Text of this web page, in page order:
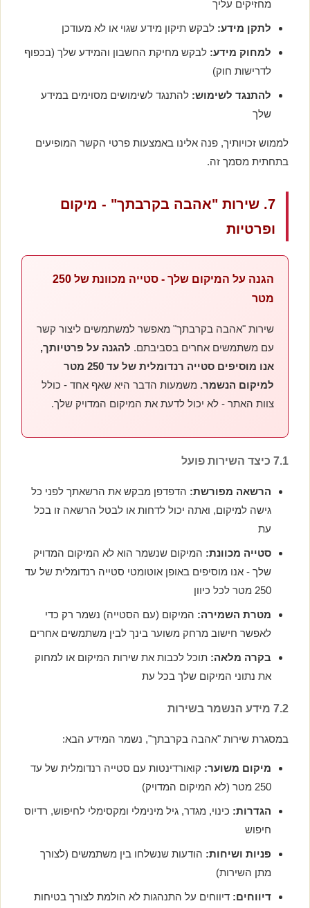
מחזיקים עליך
לתקן מידע: לבקש תיקון מידע שגוי או לא מעודכן
למחוק מידע: לבקש מחיקת החשבון והמידע שלך (בכפוף
לדרישות חוק)
להתנגד לשימוש: להתנגד לשימושים מסוימים במידע
שלך
לממוש זכויותיך, פנה אלינו באמצעות פרטי הקשר המופיעים
בתחתית מסמך זה.
7. שירות "אהבה בקרבתך" - מיקום
ופרטיות
הגנה על המיקום שלך - סטייה מכוונת של 250
מטר
שירות "אהבה בקרבתך" מאפשר למשתמשים ליצור קשר
עם משתמשים אחרים בסביבתם. להגנה על פרטיותך,
אנו מוסיפים סטייה רנדומלית של עד 250 מטר
למיקום הנשמר. משמעות הדבר היא שאף אחד - כולל
צוות האתר - לא יכול לדעת את המיקום המדויק שלך.
7.1 כיצד השירות פועל
הרשאה מפורשת: הדפדפן מבקש את הרשאתך לפני כל
גישה למיקום, ואתה יכול לדחות או לבטל הרשאה זו בכל
עת
סטייה מכוונת: המיקום שנשמר הוא לא המיקום המדויק
שלך - אנו מוסיפים באופן אוטומטי סטייה רנדומלית של עד
250 מטר לכל כיוון
מטרת השמירה: המיקום (עם הסטייה) נשמר רק כדי
לאפשר חישוב מרחק משוער בינך לבין משתמשים אחרים
בקרה מלאה: תוכל לכבות את שירות המיקום או למחוק
את נתוני המיקום שלך בכל עת
7.2 מידע הנשמר בשירות
במסגרת שירות "אהבה בקרבתך", נשמר המידע הבא:
מיקום משוער: קואורדינטות עם סטייה רנדומלית של עד
250 מטר (לא המיקום המדויק)
הגדרות: כינוי, מגדר, גיל מינימלי ומקסימלי לחיפוש, רדיוס
חיפוש
פניות ושיחות: הודעות שנשלחו בין משתמשים (לצורך
מתן השירות)
דיווחים: דיווחים על התנהגות לא הולמת לצורך בטיחות